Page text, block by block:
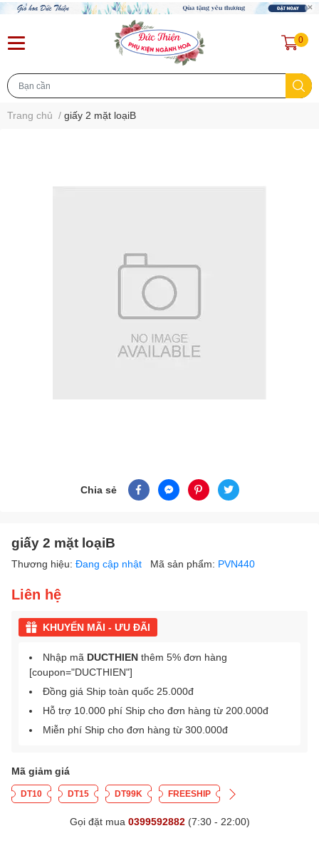
0
Trang chủ / giấy 2 mặt loạiB
Chia sẻ
giấy 2 mặt loạiB
Thương hiệu: Đang cập nhật Mã sản phẩm: PVN440
Liên hệ
KHUYẾN MÃI - ƯU ĐÃI
Nhập mã DUCTHIEN thêm 5% đơn hàng
[coupon="DUCTHIEN"]
Đồng giá Ship toàn quốc 25.000đ
Hỗ trợ 10.000 phí Ship cho đơn hàng từ 200.000đ
Miễn phí Ship cho đơn hàng từ 300.000đ
Mã giảm giá
DT10 DT15 DT99K FREESHIP
Gọi đặt mua 0399592882(7:30 - 22:00)